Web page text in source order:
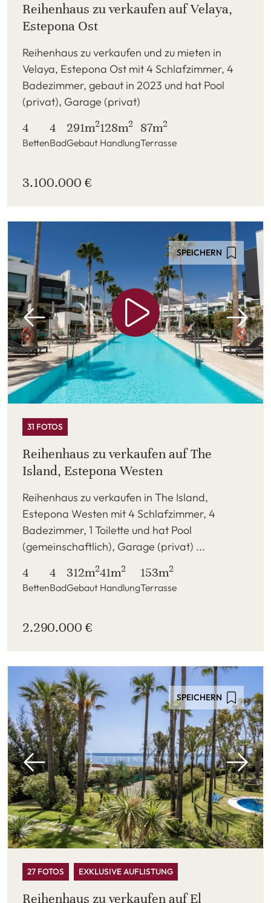
Reihenhaus zu verkaufen auf Velaya,
Estepona Ost
Reihenhaus zu verkaufen und zu mieten in
Velaya, Estepona Ost mit 4 Schlafzimmer, 4
Badezimmer, gebaut in 2023 und hat Pool
(privat), Garage (privat)
4
Betten
4
Bad
291m2
Gebaut
128m2
Handlung
87m2
Terrasse
3.100.000 €
SPEICHERN
31 FOTOS
Reihenhaus zu verkaufen auf The
Island, Estepona Westen
Reihenhaus zu verkaufen in The Island,
Estepona Westen mit 4 Schlafzimmer, 4
Badezimmer, 1 Toilette und hat Pool
(gemeinschaftlich), Garage (privat) ...
4
Betten
4
Bad
312m2
Gebaut
41m2
Handlung
153m2
Terrasse
2.290.000 €
SPEICHERN
27 FOTOS EXKLUSIVE AUFLISTUNG
Reihenhaus zu verkaufen auf El